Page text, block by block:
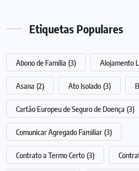
Etiquetas Populares
Abono de Família (3) Alojamento
Asana (2) Ato Isolado (3)
Cartão Europeu de Seguro de Doença (3)
Comunicar Agregado Familiar (3)
Contrato a Termo Certo (3)